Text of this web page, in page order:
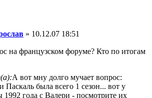
» 10.12.07 18:51
на французском форуме? Кто по итогам
А вот мну долго мучает вопрос:
Паскаль была всего 1 сезон... вот у
1992 года с Валери - посмотрите их